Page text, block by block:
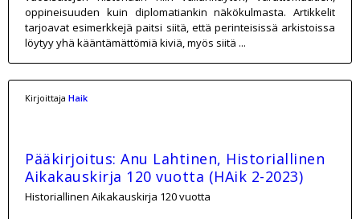
oppineisuuden kuin diplomatiankin näkökulmasta. Artikkelit
tarjoavat esimerkkejä paitsi siitä, että perinteisissä arkistoissa
löytyy yhä kääntämättömiä kiviä, myös siitä ...
Kirjoittaja Haik
Pääkirjoitus: Anu Lahtinen, Historiallinen
Aikakauskirja 120 vuotta (HAik 2-2023)
Historiallinen Aikakauskirja 120 vuotta